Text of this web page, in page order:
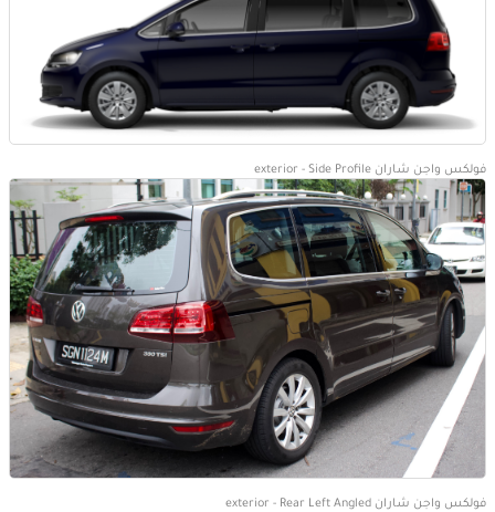
فولكس واجن شاران exterior - Side Profile
فولكس واجن شاران exterior - Rear Left Angled